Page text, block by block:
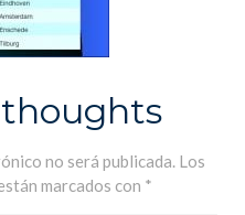
no será publicada. Los
marcados con *